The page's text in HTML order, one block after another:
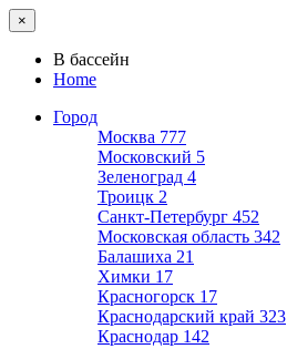
×
В бассейн
Home
Город
Москва 777
Московский 5
Зеленоград 4
Троицк 2
Санкт-Петербург 452
Московская область 342
Балашиха 21
Химки 17
Красногорск 17
Краснодарский край 323
Краснодар 142